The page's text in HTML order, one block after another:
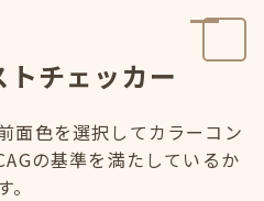
チェッカー
面色を選択してカラーコン
の基準を満たしているか